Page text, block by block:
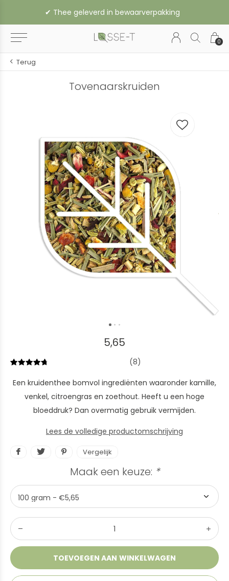
0
✔︎ Thee geleverd in bewaarverpakking
Terug
Tovenaarskruiden
5,65
(8)
Een kruidenthee bomvol ingrediënten waaronder kamille,
venkel, citroengras en zoethout. Heeft u een hoge
bloeddruk? Dan overmatig gebruik vermijden.
Lees de volledige productomschrijving
Vergelijk
Maak een keuze: *
TOEVOEGEN AAN WINKELWAGEN